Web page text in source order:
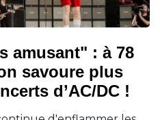
amusant" : à 78
savoure plus
d’AC/DC !